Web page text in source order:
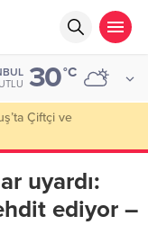
30°C
Başarıyla
uyardı:
ediyor –